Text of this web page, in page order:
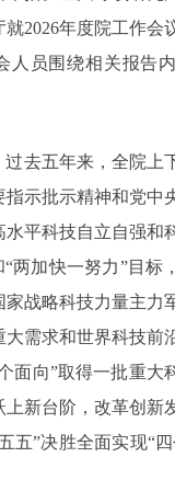
2026年度院工作会
人员围绕相关报告
过去五年来，全院上
指示批示精神和党中
水平科技自立自强和
“两加快一努力”目标
战略科技力量主力
大需求和世界科技前
面向”取得一批重大
上新台阶，改革创新
五”决胜全面实现“